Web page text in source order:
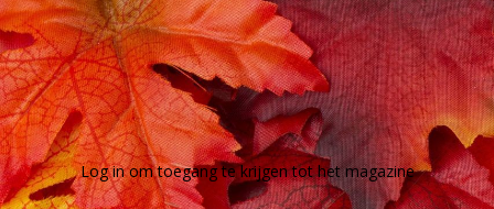
Log in om toegang te krijgen tot het magazine